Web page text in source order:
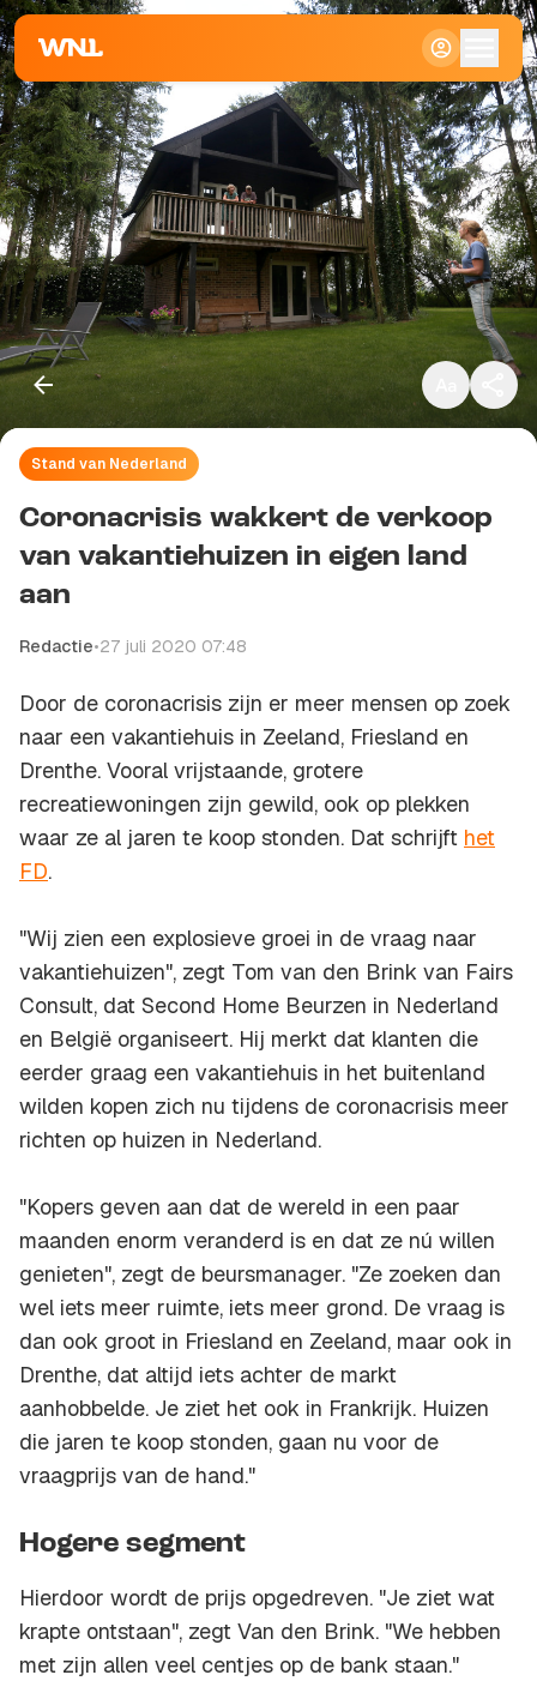
Klein
Standaard
Groot
Stand van Nederland
Coronacrisis wakkert de verkoop
van vakantiehuizen in eigen land
aan
Redactie•27 juli 2020 07:48
Door de coronacrisis zijn er meer mensen op zoek
naar een vakantiehuis in Zeeland, Friesland en
Drenthe. Vooral vrijstaande, grotere
recreatiewoningen zijn gewild, ook op plekken
waar ze al jaren te koop stonden. Dat schrijft het
FD.
"Wij zien een explosieve groei in de vraag naar
vakantiehuizen", zegt Tom van den Brink van Fairs
Consult, dat Second Home Beurzen in Nederland
en België organiseert. Hij merkt dat klanten die
eerder graag een vakantiehuis in het buitenland
wilden kopen zich nu tijdens de coronacrisis meer
richten op huizen in Nederland.
"Kopers geven aan dat de wereld in een paar
maanden enorm veranderd is en dat ze nú willen
genieten", zegt de beursmanager. "Ze zoeken dan
wel iets meer ruimte, iets meer grond. De vraag is
dan ook groot in Friesland en Zeeland, maar ook in
Drenthe, dat altijd iets achter de markt
aanhobbelde. Je ziet het ook in Frankrijk. Huizen
die jaren te koop stonden, gaan nu voor de
vraagprijs van de hand."
Hogere segment
Hierdoor wordt de prijs opgedreven. "Je ziet wat
krapte ontstaan", zegt Van den Brink. "We hebben
met zijn allen veel centjes op de bank staan."